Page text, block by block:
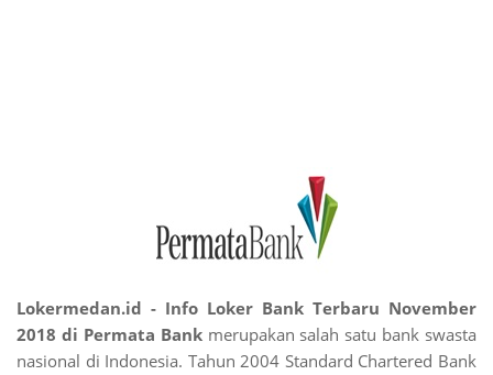
Lokermedan.id - Info Loker Bank Terbaru November
2018 di Permata Bank merupakan salah satu bank swasta
nasional di Indonesia. Tahun 2004 Standard Chartered Bank